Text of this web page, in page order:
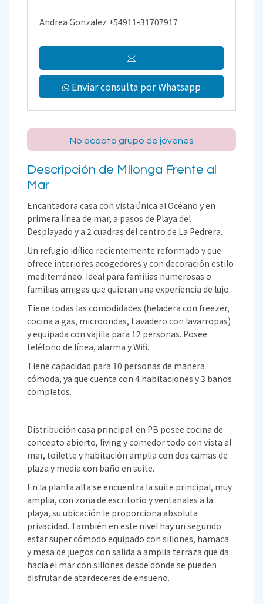
Andrea Gonzalez +54911-31707917
Enviar consulta por Whatsapp
No acepta grupo de jóvenes
Descripción de MIlonga Frente al
Mar
Encantadora casa con vista única al Océano y en
primera línea de mar, a pasos de Playa del
Desplayado y a 2 cuadras del centro de La Pedrera.
Un refugio idílico recientemente reformado y que
ofrece interiores acogedores y con decoración estilo
mediterráneo. Ideal para familias numerosas o
familias amigas que quieran una experiencia de lujo.
Tiene todas las comodidades (heladera con freezer,
cocina a gas, microondas, Lavadero con lavarropas)
y equipada con vajilla para 12 personas. Posee
teléfono de línea, alarma y Wifi.
Tiene capacidad para 10 personas de manera
cómoda, ya que cuenta con 4 habitaciones y 3 baños
completos.
Distribución casa principal: en PB posee cocina de
concepto abierto, living y comedor todo con vista al
mar, toilette y habitación amplia con dos camas de
plaza y media con baño en suite.
En la planta alta se encuentra la suite principal, muy
amplia, con zona de escritorio y ventanales a la
playa, su ubicación le proporciona absoluta
privacidad. También en este nivel hay un segundo
estar super cómodo equipado con sillones, hamaca
y mesa de juegos con salida a amplia terraza que da
hacia el mar con sillones desde donde se pueden
disfrutar de atardeceres de ensueño.